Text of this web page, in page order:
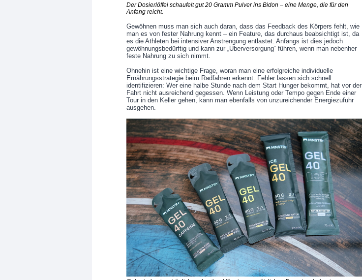
Der Dosierlöffel schaufelt gut 20 Gramm Pulver ins Bidon – eine Menge, die für den
Anfang reicht.
Gewöhnen muss man sich auch daran, dass das Feedback des Körpers fehlt, wie
man es von fester Nahrung kennt – ein Feature, das durchaus beabsichtigt ist, da
es die Athleten bei intensiver Anstrengung entlastet. Anfangs ist dies jedoch
gewöhnungsbedürftig und kann zur „Überversorgung“ führen, wenn man nebenher
feste Nahrung zu sich nimmt.
Ohnehin ist eine wichtige Frage, woran man eine erfolgreiche individuelle
Ernährungsstrategie beim Radfahren erkennt. Fehler lassen sich schnell
identifizieren: Wer eine halbe Stunde nach dem Start Hunger bekommt, hat vor der
Fahrt nicht ausreichend gegessen. Wenn Leistung oder Tempo gegen Ende einer
Tour in den Keller gehen, kann man ebenfalls von unzureichender Energiezufuhr
ausgehen.